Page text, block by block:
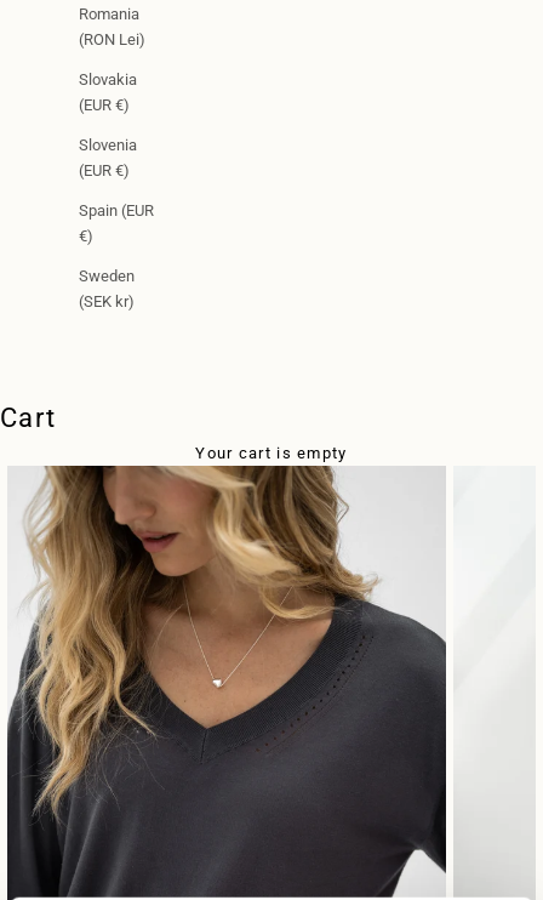
Romania
(RON Lei)
Slovakia
(EUR €)
Slovenia
(EUR €)
Spain (EUR
€)
Sweden
(SEK kr)
Cart
Your cart is empty